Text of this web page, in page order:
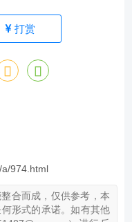
打赏
a/974.html
合而成，仅供参考，本
形式的承诺。如有其他